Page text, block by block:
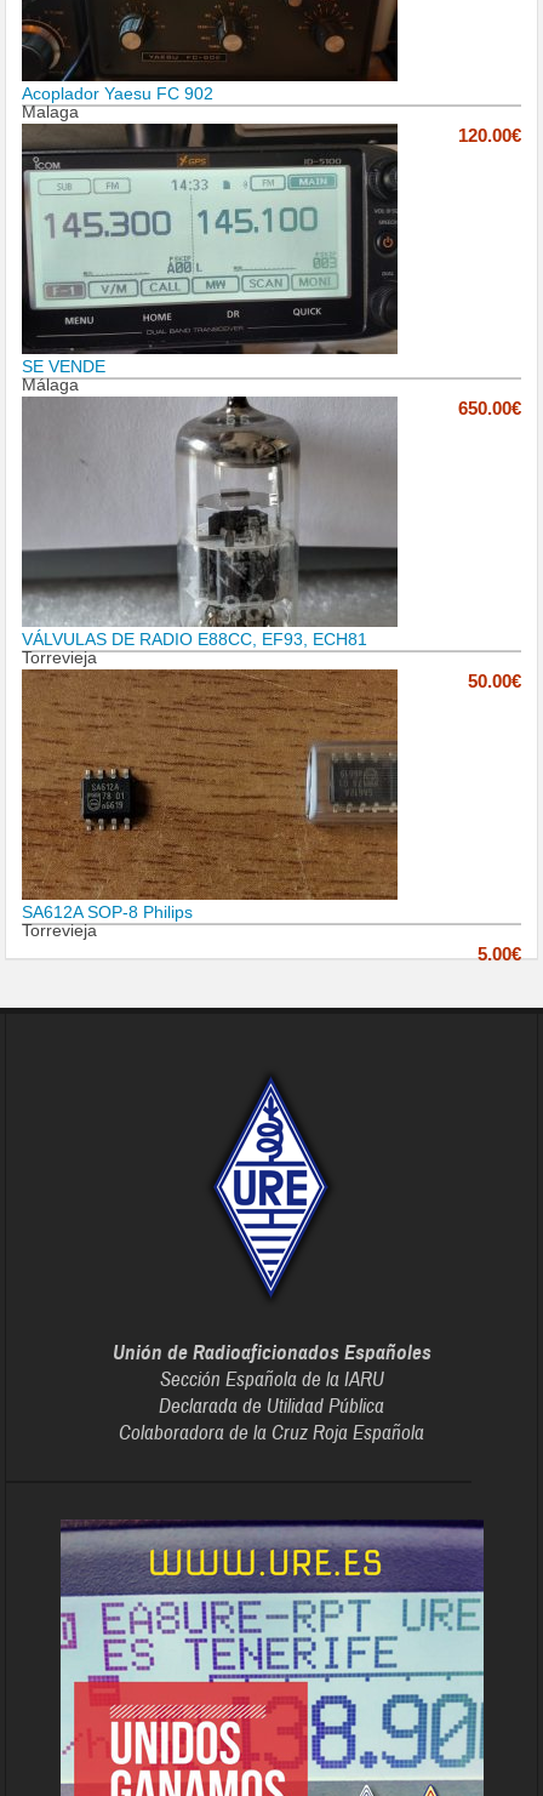
Acoplador Yaesu FC 902
Malaga
120.00€
SE VENDE
Málaga
650.00€
VÁLVULAS DE RADIO E88CC, EF93, ECH81
Torrevieja
50.00€
SA612A SOP-8 Philips
Torrevieja
5.00€
Unión de Radioaficionados Españoles
Sección Española de la IARU
Declarada de Utilidad Pública
Colaboradora de la Cruz Roja Española